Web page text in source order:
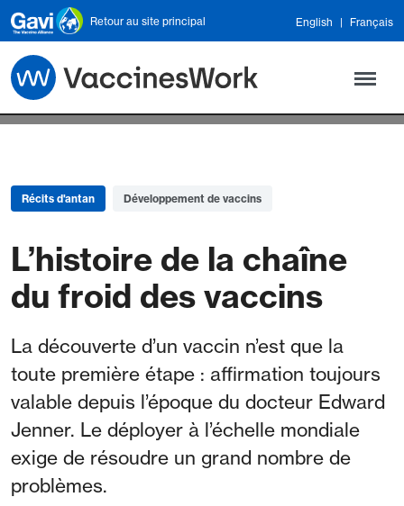
Skip to main content
Retour au site principal English Français
Récits d'antan Développement de vaccins
L’histoire de la chaîne
du froid des vaccins
La découverte d’un vaccin n’est que la
toute première étape : affirmation toujours
valable depuis l’époque du docteur Edward
Jenner. Le déployer à l’échelle mondiale
exige de résoudre un grand nombre de
problèmes.